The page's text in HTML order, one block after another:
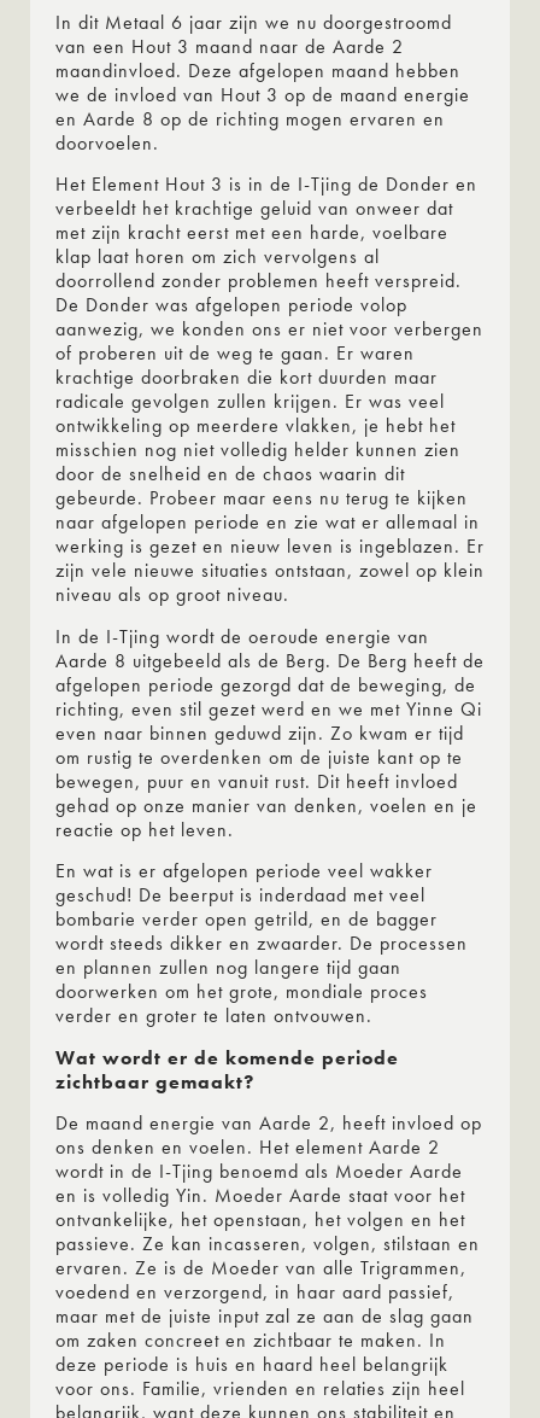
In dit Metaal 6 jaar zijn we nu doorgestroomd
van een Hout 3 maand naar de Aarde 2
maandinvloed. Deze afgelopen maand hebben
we de invloed van Hout 3 op de maand energie
en Aarde 8 op de richting mogen ervaren en
doorvoelen.
Het Element Hout 3 is in de I-Tjing de Donder en
verbeeldt het krachtige geluid van onweer dat
met zijn kracht eerst met een harde, voelbare
klap laat horen om zich vervolgens al
doorrollend zonder problemen heeft verspreid.
De Donder was afgelopen periode volop
aanwezig, we konden ons er niet voor verbergen
of proberen uit de weg te gaan. Er waren
krachtige doorbraken die kort duurden maar
radicale gevolgen zullen krijgen. Er was veel
ontwikkeling op meerdere vlakken, je hebt het
misschien nog niet volledig helder kunnen zien
door de snelheid en de chaos waarin dit
gebeurde. Probeer maar eens nu terug te kijken
naar afgelopen periode en zie wat er allemaal in
werking is gezet en nieuw leven is ingeblazen. Er
zijn vele nieuwe situaties ontstaan, zowel op klein
niveau als op groot niveau.
In de I-Tjing wordt de oeroude energie van
Aarde 8 uitgebeeld als de Berg. De Berg heeft de
afgelopen periode gezorgd dat de beweging, de
richting, even stil gezet werd en we met Yinne Qi
even naar binnen geduwd zijn. Zo kwam er tijd
om rustig te overdenken om de juiste kant op te
bewegen, puur en vanuit rust. Dit heeft invloed
gehad op onze manier van denken, voelen en je
reactie op het leven.
En wat is er afgelopen periode veel wakker
geschud! De beerput is inderdaad met veel
bombarie verder open getrild, en de bagger
wordt steeds dikker en zwaarder. De processen
en plannen zullen nog langere tijd gaan
doorwerken om het grote, mondiale proces
verder en groter te laten ontvouwen.
Wat wordt er de komende periode
zichtbaar gemaakt?
De maand energie van Aarde 2, heeft invloed op
ons denken en voelen. Het element Aarde 2
wordt in de I-Tjing benoemd als Moeder Aarde
en is volledig Yin. Moeder Aarde staat voor het
ontvankelijke, het openstaan, het volgen en het
passieve. Ze kan incasseren, volgen, stilstaan en
ervaren. Ze is de Moeder van alle Trigrammen,
voedend en verzorgend, in haar aard passief,
maar met de juiste input zal ze aan de slag gaan
om zaken concreet en zichtbaar te maken. In
deze periode is huis en haard heel belangrijk
voor ons. Familie, vrienden en relaties zijn heel
belangrijk, want deze kunnen ons stabiliteit en